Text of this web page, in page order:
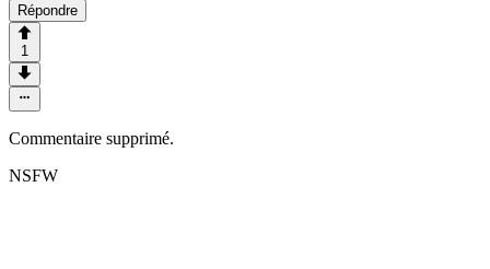
Répondre
1
Commentaire supprimé.
NSFW